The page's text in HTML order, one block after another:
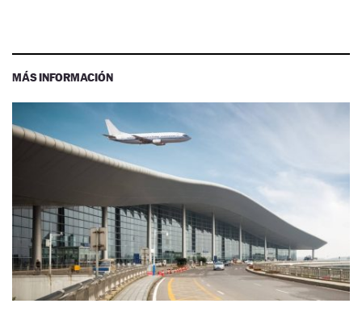
MÁS INFORMACIÓN